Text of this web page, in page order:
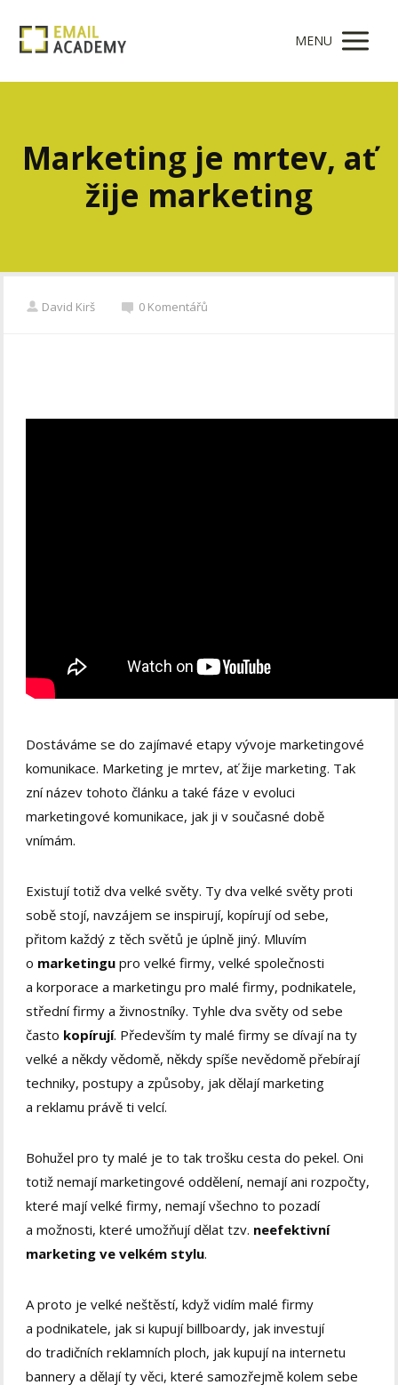
MENU
Marketing je mrtev, ať
žije marketing
David Kirš 0 Komentářů
Dostáváme se do zajímavé etapy vývoje marketingové
komunikace. Marketing je mrtev, ať žije marketing. Tak
zní název tohoto článku a také fáze v evoluci
marketingové komunikace, jak ji v současné době
vnímám.
Existují totiž dva velké světy. Ty dva velké světy proti
sobě stojí, navzájem se inspirují, kopírují od sebe,
přitom každý z těch světů je úplně jiný. Mluvím
o marketingu pro velké firmy, velké společnosti
a korporace a marketingu pro malé firmy, podnikatele,
střední firmy a živnostníky. Tyhle dva světy od sebe
často kopírují. Především ty malé firmy se dívají na ty
velké a někdy vědomě, někdy spíše nevědomě přebírají
techniky, postupy a způsoby, jak dělají marketing
a reklamu právě ti velcí.
Bohužel pro ty malé je to tak trošku cesta do pekel. Oni
totiž nemají marketingové oddělení, nemají ani rozpočty,
které mají velké firmy, nemají všechno to pozadí
a možnosti, které umožňují dělat tzv. neefektivní
marketing ve velkém stylu.
A proto je velké neštěstí, když vidím malé firmy
a podnikatele, jak si kupují billboardy, jak investují
do tradičních reklamních ploch, jak kupují na internetu
bannery a dělají ty věci, které samozřejmě kolem sebe